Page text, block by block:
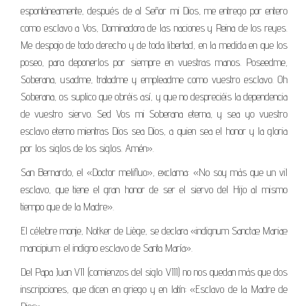
espontáneamente, después de al Señor mi Dios, me entrego por entero
como esclavo a Vos, Dominadora de las naciones y Reina de los reyes.
Me despojo de todo derecho y de toda libertad, en la medida en que los
poseo, para deponerlos por siempre en vuestras manos. Poseedme,
Soberana, usadme, tratadme y empleadme como vuestro esclavo. Oh
Soberana, os suplico que obréis así, y que no despreciéis la dependencia
de vuestro siervo. Sed Vos mi Soberana eterna, y sea yo vuestro
esclavo eterno mientras Dios sea Dios, a quien sea el honor y la gloria
por los siglos de los siglos. Amén».
San Bernardo, el «Doctor melifluo», exclama: «No soy más que un vil
esclavo, que tiene el gran honor de ser el siervo del Hijo al mismo
tiempo que de la Madre».
El célebre monje, Notker de Liège, se declara «indignum San­ctæ Mariæ
mancipium: el indigno esclavo de Santa María».
Del Papa Juan VII (comienzos del siglo VIII) no nos quedan más que dos
inscripciones, que dicen en griego y en latín: «Esclavo de la Madre de